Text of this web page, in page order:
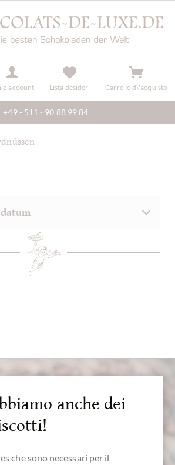
account Lista desideri Carrello d\'acquisto
+49 - 511 - 90 88 99 84
clienti
anche dei
che sono necessari per il